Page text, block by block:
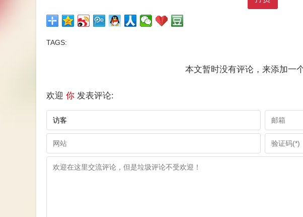
TAGS:
本文暂时没有评论，来添加一
欢迎 你 发表评论: